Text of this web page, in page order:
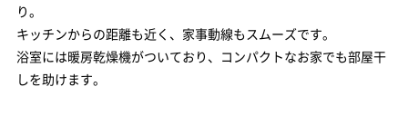
※写真の家具・雑貨はイメージです。
タカラスタンダード システムキッチンを採用しています。
深型の食洗器付きで毎日の家事を快適にサポートします。
ご家族の様子を見ながら楽しくお料理ができる対面キッチンで